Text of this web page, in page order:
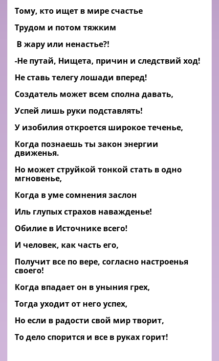
Тому, кто ищет в мире счастье
Трудом и потом тяжким
В жару или ненастье?!
-Не путай, Нищета, причин и следствий ход!
Не ставь телегу лошади вперед!
Создатель может всем сполна давать,
Успей лишь руки подставлять!
У изобилия откроется широкое теченье,
Когда познаешь ты закон энергии
движенья.
Но может струйкой тонкой стать в одно
мгновенье,
Когда в уме сомнения заслон
Иль глупых страхов наважденье!
Обилие в Источнике всего!
И человек, как часть его,
Получит все по вере, согласно настроенья
своего!
Когда впадает он в уныния грех,
Тогда уходит от него успех,
Но если в радости свой мир творит,
То дело спорится и все в руках горит!